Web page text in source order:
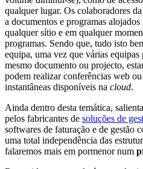
qualquer lugar. Os colaboradores
a documentos e programas alojados
qualquer sítio e em qualquer
programas. Sendo que, tudo isto
equipa, uma vez que várias
mesmo documento ou projecto,
podem realizar conferências web
instantâneas disponíveis na cloud.
Ainda dentro desta temática,
pelos fabricantes de soluções de
softwares de faturação e de gestão
uma total independência das
falaremos mais em pormenor num